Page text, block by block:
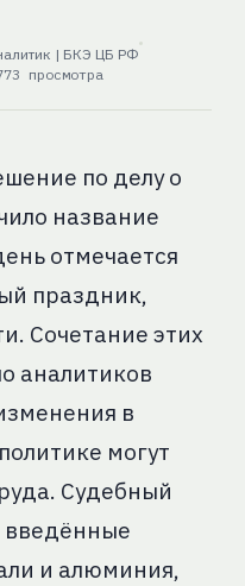
| БКЭ ЦБ РФ
просмотра
по делу о
название
отмечается
праздник,
Сочетание этих
аналитиков
в
могут
Судебный
введённые
и алюминия,